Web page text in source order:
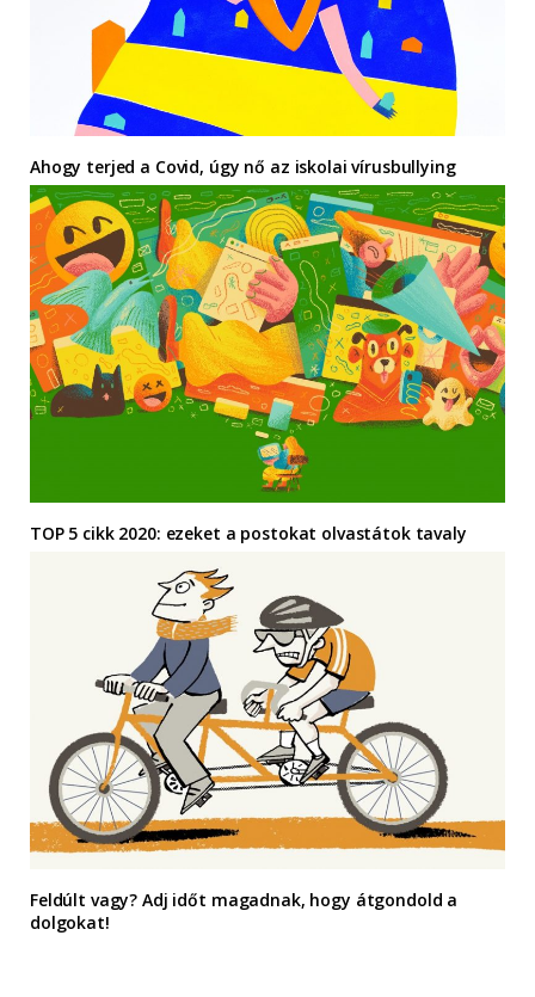
Ahogy terjed a Covid, úgy nő az iskolai vírusbullying
TOP 5 cikk 2020: ezeket a postokat olvastátok tavaly
Feldúlt vagy? Adj időt magadnak, hogy átgondold a
dolgokat!